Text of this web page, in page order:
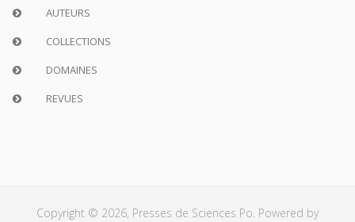
AUTEURS
COLLECTIONS
DOMAINES
REVUES
Copyright © 2026, Presses de Sciences Po. Powered by